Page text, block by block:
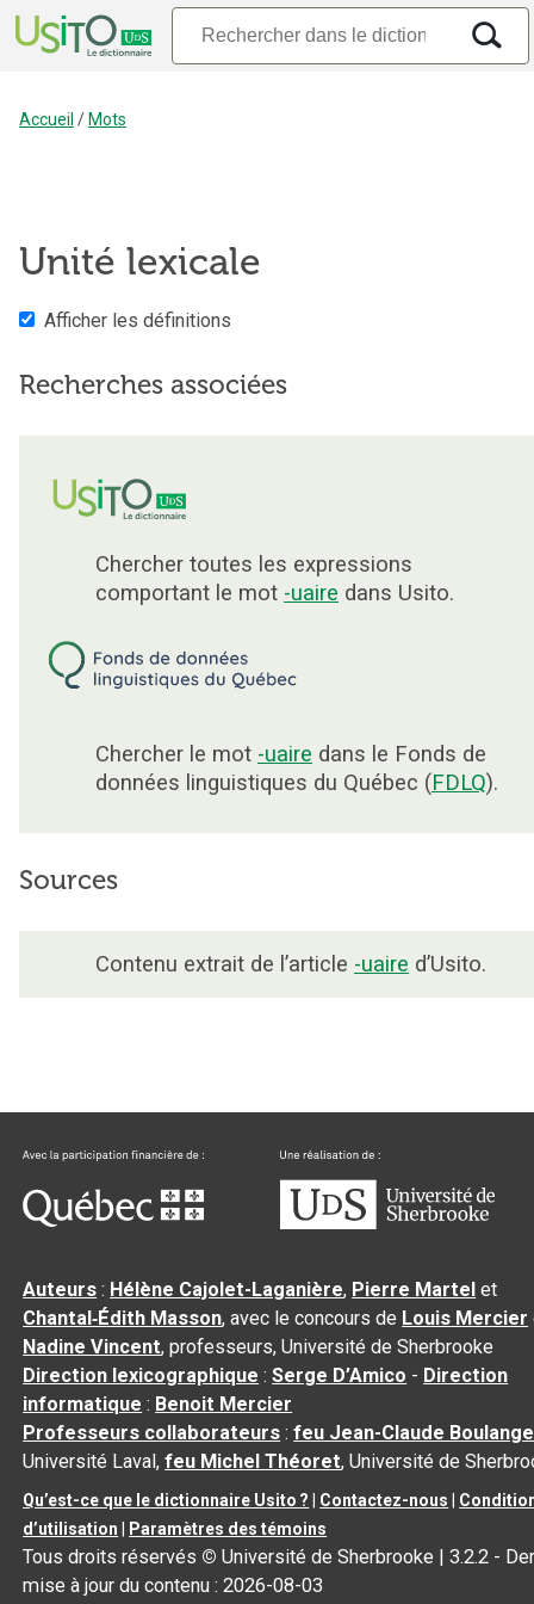
Accueil / Mots
Unité lexicale
Afficher les définitions
Recherches associées
Chercher toutes les expressions
comportant le mot -uaire dans Usito.
Chercher le mot -uaire dans le Fonds de
données linguistiques du Québec (FDLQ).
Sources
Contenu extrait de l’article -uaire d’Usito.
Auteurs : Hélène Cajolet-Laganière, Pierre Martel et
Chantal‑Édith Masson, avec le concours de Louis Mercier
Nadine Vincent, professeurs, Université de Sherbrooke
Direction lexicographique :Serge D’Amico - Direction
informatique : Benoit Mercier
Professeurs collaborateurs :feu Jean-Claude
Université Laval,feu Michel Théoret, Université de
Qu’est-ce que le dictionnaire Usito ? Contactez-nous
d’utilisation
Paramètres des témoins
Tous droits réservés © Université de Sherbrooke |3.2.2 -
mise à jour du contenu :2026-08-03